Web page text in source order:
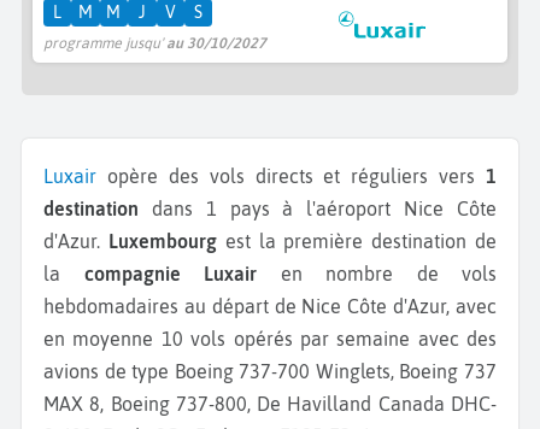
programme jusqu'au 30/10/2027
L M M J V S
Luxair opère des vols directs et réguliers vers 1
destination dans 1 pays à l'aéroport Nice Côte
d'Azur. Luxembourgest la première destination de
la compagnie Luxair en nombre de vols
hebdomadaires au départ de Nice Côte d'Azur, avec
en moyenne 10 vols opérés par semaine avec des
avions de type Boeing 737-700 Winglets, Boeing 737
MAX 8, Boeing 737-800, De Havilland Canada DHC-